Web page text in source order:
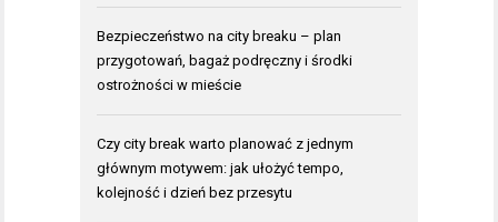
Bezpieczeństwo na city breaku – plan
przygotowań, bagaż podręczny i środki
ostrożności w mieście
Czy city break warto planować z jednym
głównym motywem: jak ułożyć tempo,
kolejność i dzień bez przesytu